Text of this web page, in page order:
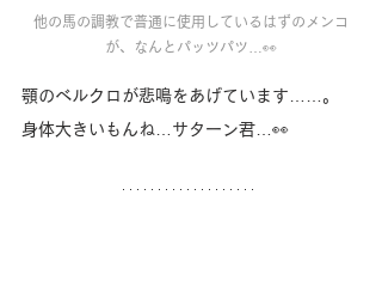
他の馬の調教で普通に使用しているはずのメンコ
が、なんとパッツパツ…👀
顎のベルクロが悲鳴をあげています……。
身体大きいもんね…サターン君…👀